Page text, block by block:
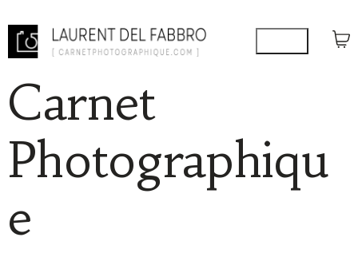
Carnet
Photographiqu
e